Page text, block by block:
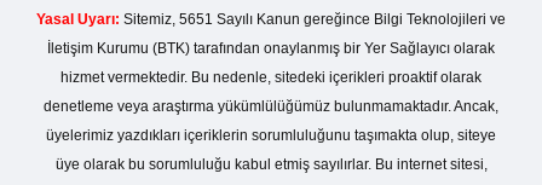
Yasal Uyarı: Sitemiz, 5651 Sayılı Kanun gereğince Bilgi Teknolojileri ve
İletişim Kurumu (BTK) tarafından onaylanmış bir Yer Sağlayıcı olarak
hizmet vermektedir. Bu nedenle, sitedeki içerikleri proaktif olarak
denetleme veya araştırma yükümlülüğümüz bulunmamaktadır. Ancak,
üyelerimiz yazdıkları içeriklerin sorumluluğunu taşımakta olup, siteye
üye olarak bu sorumluluğu kabul etmiş sayılırlar. Bu internet sitesi,